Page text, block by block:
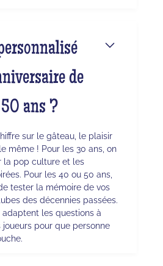
de
ans ?
sur le gâteau, le plaisir
même ! Pour les 30 ans, on
la pop culture et les
Pour les 40 ou 50 ans,
tester la mémoire de vos
des décennies passées.
les questions à
pour que personne